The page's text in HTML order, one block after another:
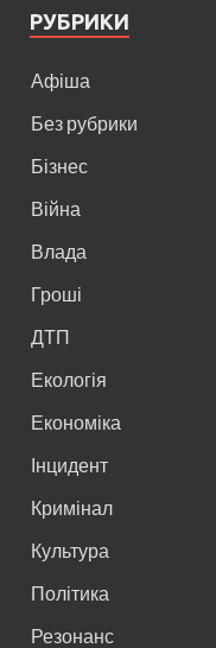
РУБРИКИ
Афіша
Без рубрики
Бізнес
Війна
Влада
Гроші
ДТП
Екологія
Економіка
Інцидент
Кримінал
Культура
Політика
Резонанс